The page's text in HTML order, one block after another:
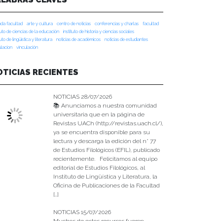
facultad arte y cultura centro de noticias conferencias y charlas
facultad
de ciencias de la educación
instituto de historia y ciencias sociales
de lingüística y literatura
noticias de académicos
noticias de estudiantes
vinculación
RECIENTES
NOTICIAS 28/07/2026
📚 Anunciamos a nuestra comunidad
universitaria que en la página de
Revistas UACh (http://revistas.uach.cl/),
ya se encuentra disponible para su
lectura y descarga la edición del n° 77
de Estudios Filológicos (EFIL), publicado
recientemente. Felicitamos al equipo
editorial de Estudios Filológicos, al
Instituto de Lingüística y Literatura, la
Oficina de Publicaciones de la Facultad
[…]
NOTICIAS 15/07/2026